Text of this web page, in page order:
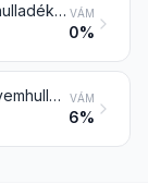
Fonal selyemből és selyemhulladékból, a kiskereskedelem számára szokásos módon kiszerelve; selyemhernyóbél VÁM
0%
Szövet selyemből vagy selyemhulladékból VÁM
6%